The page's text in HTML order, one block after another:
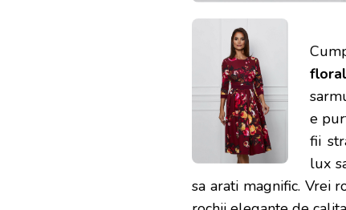
e
fii
lux
sa arati magnific. Vrei